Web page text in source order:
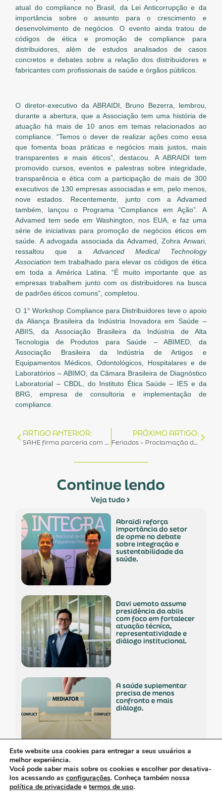
atual do compliance no Brasil, da Lei Anticorrupção e da
importância sobre o assunto para o crescimento e
desenvolvimento de negócios. O evento ainda tratou de
códigos de ética e promoção de compliance para
distribuidores, além de estudos analisados de casos
concretos e debates sobre a relação dos distribuidores e
fabricantes com profissionais de saúde e órgãos públicos.
O diretor-executivo da ABRAIDI, Bruno Bezerra, lembrou,
durante a abertura, que a Associação tem uma história de
atuação há mais de 10 anos em temas relacionados ao
compliance. “Temos o dever de realizar ações como essa
que fomenta boas práticas e negócios mais justos, mais
transparentes e mais éticos”, destacou. A ABRAIDI tem
promovido cursos, eventos e palestras sobre integridade,
transparência e ética com a participação de mais de 300
executivos de 130 empresas associadas e em, pelo menos,
nove estados. Recentemente, junto com a Advamed
também, lançou o Programa “Compliance em Ação”. A
Advamed tem sede em Washington, nos EUA, e faz uma
série de iniciativas para promoção de negócios éticos em
saúde. A advogada associada da Advamed, Zohra Anwari,
ressaltou que a Advanced Medical Technology
Association tem trabalhado para elevar os códigos de ética
em toda a América Latina. “É muito importante que as
empresas trabalhem junto com os distribuidores na busca
de padrões éticos comuns”, completou.
O 1° Workshop Compliance para Distribuidores teve o apoio
da Aliança Brasileira da Indústria Inovadora em Saúde –
ABIIS, da Associação Brasileira da Indústria de Alta
Tecnologia de Produtos para Saúde – ABIMED, da
Associação Brasileira da Indústria de Artigos e
Equipamentos Médicos, Odontológicos, Hospitalares e de
Laboratórios – ABIMO, da Câmara Brasileira de Diagnóstico
Laboratorial – CBDL, do Instituto Ética Saúde – IES e da
BRG, empresa de consultoria e implementação de
compliance.
ARTIGO ANTERIOR:
SAHE firma parceria com a ABRAIDI e concede descontos para associados
PRÓXIMO ARTIGO:
Feriados – Proclamação da República e Dia da Consciência Negra
Continue lendo
Veja tudo
abraidi reforça
importância do setor
de opme no debate
sobre integração e
sustentabilidade da
saúde.
davi uemoto assume
presidência da abiis
com foco em fortalecer
atuação técnica,
representatividade e
diálogo institucional.
a saúde suplementar
precisa de menos
confronto e mais
diálogo.
empresa polonesa
visita o brasil com
interesse no mercado
nacional.
Este website usa cookies para entregar a seus usuários a
melhor experiência.
Você pode saber mais sobre os cookies e escolher por desativa-
los acessando as configurações. Conheça também nossa
política de privacidade e termos de uso.